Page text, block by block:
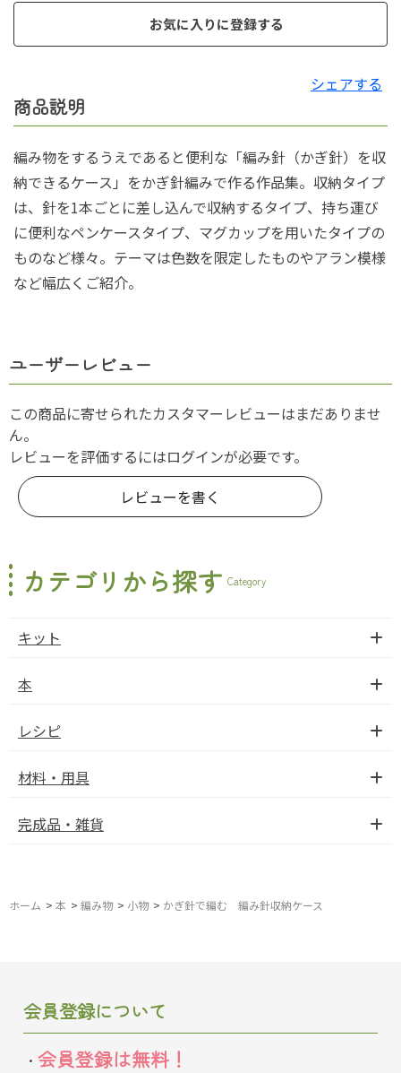
お気に入りに登録する
シェアする
商品説明
編み物をするうえであると便利な「編み針（かぎ針）を収
納できるケース」をかぎ針編みで作る作品集。収納タイプ
は、針を1本ごとに差し込んで収納するタイプ、持ち運び
に便利なペンケースタイプ、マグカップを用いたタイプの
ものなど様々。テーマは色数を限定したものやアラン模様
など幅広くご紹介。
ユーザーレビュー
この商品に寄せられたカスタマーレビューはまだありませ
ん。
レビューを評価するにはログインが必要です。
レビューを書く
カテゴリから探す Category
キット
本
レシピ
材料・用具
完成品・雑貨
ホーム > 本 > 編み物 > 小物 > かぎ針で編む 編み針収納ケース
会員登録について
会員登録は無料！